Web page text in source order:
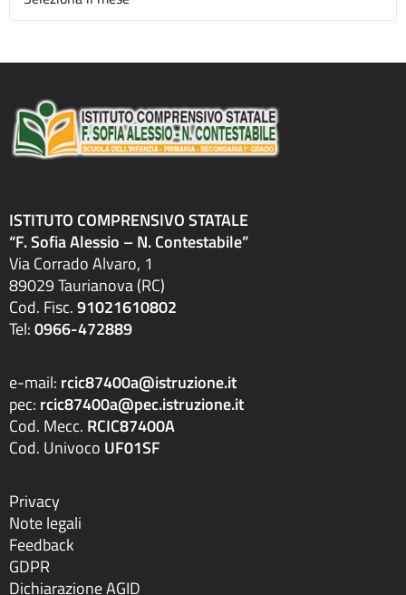
ISTITUTO COMPRENSIVO STATALE
“F. Sofia Alessio – N. Contestabile”
Via Corrado Alvaro, 1
89029 Taurianova (RC)
Cod. Fisc.91021610802
Tel:0966-472889
e-mail: rcic87400a@istruzione.it
pec: rcic87400a@pec.istruzione.it
Cod. Mecc. RCIC87400A
Cod. Univoco UF01SF
Privacy
Note legali
Feedback
GDPR
Dichiarazione AGID